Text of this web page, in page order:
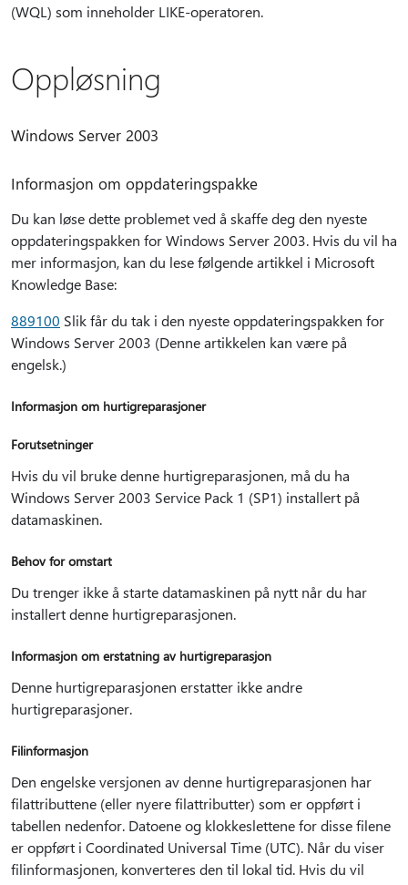
(WQL) som inneholder LIKE-operatoren.
Oppløsning
Windows Server 2003
Informasjon om oppdateringspakke
Du kan løse dette problemet ved å skaffe deg den nyeste
oppdateringspakken for Windows Server 2003. Hvis du vil ha
mer informasjon, kan du lese følgende artikkel i Microsoft
Knowledge Base:
889100 Slik får du tak i den nyeste oppdateringspakken for
Windows Server 2003 (Denne artikkelen kan være på
engelsk.)
Informasjon om hurtigreparasjoner
Forutsetninger
Hvis du vil bruke denne hurtigreparasjonen, må du ha
Windows Server 2003 Service Pack 1 (SP1) installert på
datamaskinen.
Behov for omstart
Du trenger ikke å starte datamaskinen på nytt når du har
installert denne hurtigreparasjonen.
Informasjon om erstatning av hurtigreparasjon
Denne hurtigreparasjonen erstatter ikke andre
hurtigreparasjoner.
Filinformasjon
Den engelske versjonen av denne hurtigreparasjonen har
filattributtene (eller nyere filattributter) som er oppført i
tabellen nedenfor. Datoene og klokkeslettene for disse filene
er oppført i Coordinated Universal Time (UTC). Når du viser
filinformasjonen, konverteres den til lokal tid. Hvis du vil